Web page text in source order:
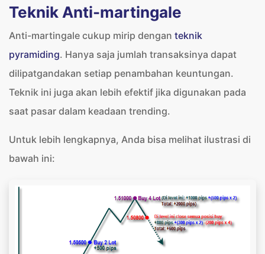
Teknik Anti-martingale
Anti-martingale cukup mirip dengan teknik
pyramiding. Hanya saja jumlah transaksinya dapat
dilipatgandakan setiap penambahan keuntungan.
Teknik ini juga akan lebih efektif jika digunakan pada
saat pasar dalam keadaan trending.
Untuk lebih lengkapnya, Anda bisa melihat ilustrasi di
bawah ini: